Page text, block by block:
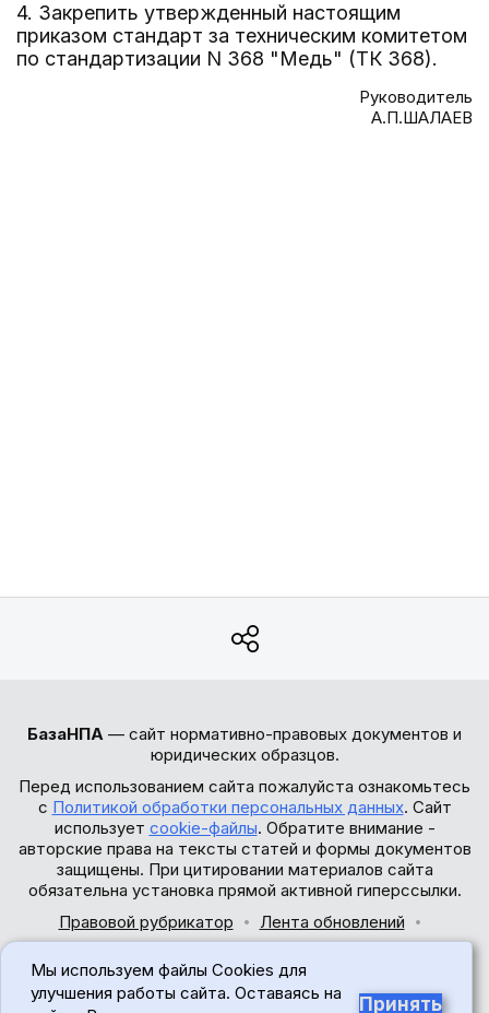
4. Закрепить утвержденный настоящим
приказом стандарт за техническим комитетом
по стандартизации N 368 "Медь" (ТК 368).
Руководитель
А.П.ШАЛАЕВ
БазаНПА — сайт нормативно-правовых документов и
юридических образцов.
Перед использованием сайта пожалуйста ознакомьтесь
с Политикой обработки персональных данных. Сайт
использует cookie-файлы. Обратите внимание -
авторские права на тексты статей и формы документов
защищены. При цитировании материалов сайта
обязательна установка прямой активной гиперссылки.
Правовой рубрикатор
Лента обновлений
© 2017-2026
Мы используем файлы Cookies для
улучшения работы сайта. Оставаясь на
Принять